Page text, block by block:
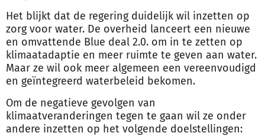
Het blijkt dat de regering duidelijk wil inzetten op
zorg voor water. De overheid lanceert een nieuwe
en omvattende Blue deal 2.0. om in te zetten op
klimaatadaptie en meer ruimte te geven aan water.
Maar ze wil ook meer algemeen een vereenvoudigd
en geïntegreerd waterbeleid bekomen.
Om de negatieve gevolgen van
klimaatveranderingen tegen te gaan wil ze onder
andere inzetten op het volgende doelstellingen: